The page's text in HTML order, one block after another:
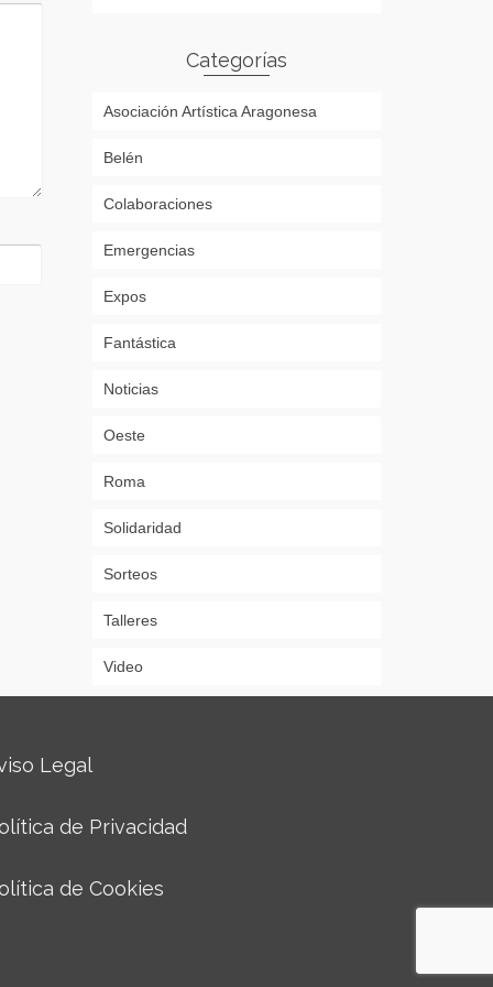
Categorías
Asociación Artística Aragonesa
Belén
Colaboraciones
Emergencias
Expos
Fantástica
Noticias
Oeste
Roma
Solidaridad
Sorteos
Talleres
Video
Legal
de Privacidad
de Cookies